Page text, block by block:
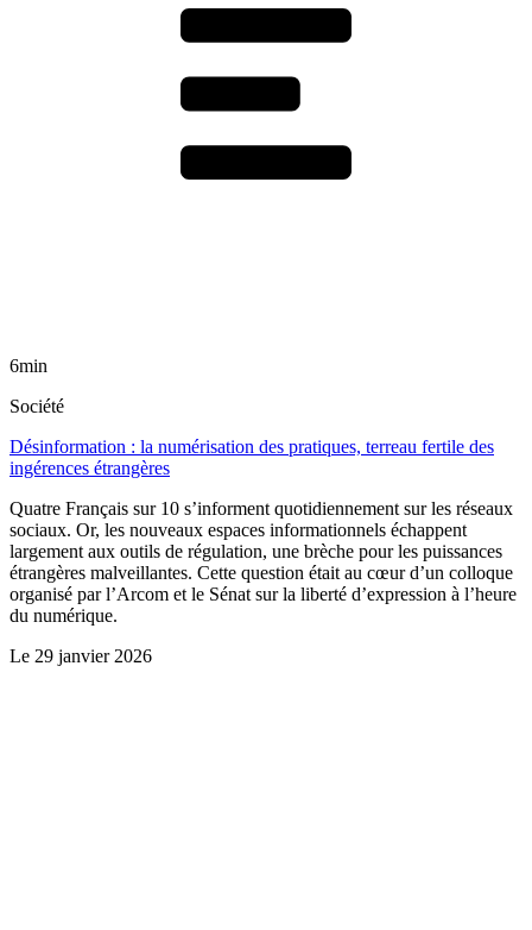
6min
Société
Désinformation : la numérisation des pratiques, terreau fertile des
ingérences étrangères
Quatre Français sur 10 s’informent quotidiennement sur les réseaux
sociaux. Or, les nouveaux espaces informationnels échappent
largement aux outils de régulation, une brèche pour les puissances
étrangères malveillantes. Cette question était au cœur d’un colloque
organisé par l’Arcom et le Sénat sur la liberté d’expression à l’heure
du numérique.
Le 29 janvier 2026